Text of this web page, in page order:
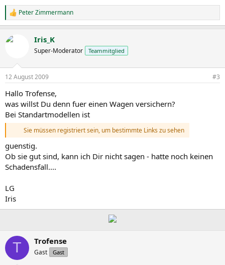
R
e
k
e
:
Peter Zimmermann
Iris_K
Super-Moderator Teammitglied
12 August 2009 #3
Hallo Trofense,
was willst Du denn fuer einen Wagen versichern?
Bei Standartmodellen ist
Sie müssen registriert sein, um bestimmte Links zu sehen
guenstig.
Ob sie gut sind, kann ich Dir nicht sagen - hatte noch keinen
Schadensfall....
LG
Iris
T Trofense
Gast Gast